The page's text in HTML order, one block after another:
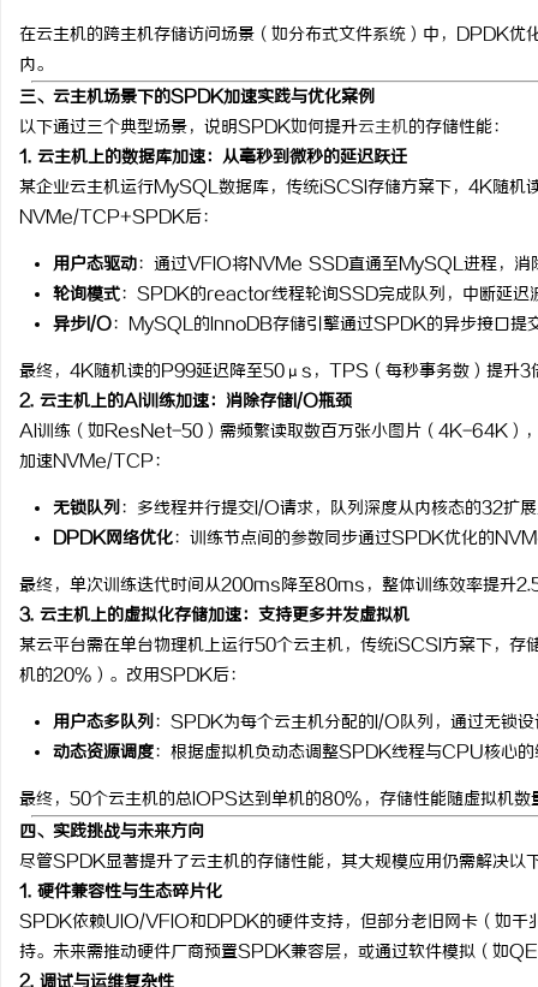
在云主机的跨主机存储访问场景（如分布式文件系统）中，
内。
三、云主机场景下的SPDK加速实践与优化案例
以下通过三个典型场景，说明SPDK如何提升云主机的存储性能：
1. 云主机上的数据库加速：从毫秒到微秒的延迟跃迁
某企业云主机运行MySQL数据库，传统iSCSI存储方案下，4K随
NVMe/TCP+SPDK后：
用户态驱动：通过VFIO将NVMe SSD直通至MySQL进程，消
轮询模式：SPDK的reactor线程轮询SSD完成队列，中断
异步I/O：MySQL的InnoDB存储引擎通过SPDK的异步接口提
最终，4K随机读的P99延迟降至50μs，TPS（每秒事务数）提升3
2. 云主机上的AI训练加速：消除存储I/O瓶颈
AI训练（如ResNet-50）需频繁读取数百万张小图片（4K-64K）
加速NVMe/TCP：
无锁队列：多线程并行提交I/O请求，队列深度从内核态的32扩
DPDK网络优化：训练节点间的参数同步通过SPDK优化的
最终，单次训练迭代时间从200ms降至80ms，整体训练效率提升
3. 云主机上的虚拟化存储加速：支持更多并发虚拟机
某云平台需在单台物理机上运行50个云主机，传统iSCSI方案下，
机的20%）。改用SPDK后：
用户态多队列：SPDK为每个云主机分配的I/O队列，通过无锁
动态资源调度：根据虚拟机负动态调整SPDK线程与CPU核心
最终，50个云主机的总IOPS达到单机的80%，存储性能随虚拟机
四、实践挑战与未来方向
尽管SPDK显著提升了云主机的存储性能，其大规模应用仍需解决以
1. 硬件兼容性与生态碎片化
SPDK依赖UIO/VFIO和DPDK的硬件支持，但部分老旧网卡（如千
持。未来需推动硬件厂商预置SPDK兼容层，或通过软件模拟（如
2. 调试与运维复杂性